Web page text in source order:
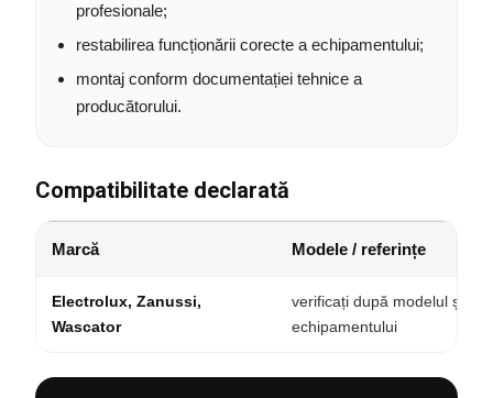
profesionale;
restabilirea funcționării corecte a echipamentului;
montaj conform documentației tehnice a
producătorului.
Compatibilitate declarată
Marcă Modele / referințe
Electrolux, Zanussi,
Wascator
verificați după modelul și
echipamentului